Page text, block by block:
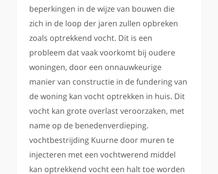
beperkingen in de wijze van bouwen die
zich in de loop der jaren zullen opbreken
zoals optrekkend vocht. Dit is een
probleem dat vaak voorkomt bij oudere
woningen, door een onnauwkeurige
manier van constructie in de fundering van
de woning kan vocht optrekken in huis. Dit
vocht kan grote overlast veroorzaken, met
name op de benedenverdieping.
vochtbestrijding Kuurne door muren te
injecteren met een vochtwerend middel
kan optrekkend vocht een halt toe worden